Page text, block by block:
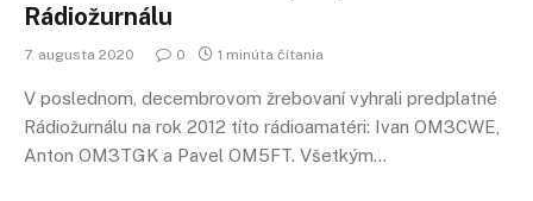
Rádiožurnálu
7. augusta 2020 0 1 minúta čítania
V poslednom, decembrovom žrebovaní vyhrali predplatné
Rádiožurnálu na rok 2012 títo rádioamatéri: Ivan OM3CWE,
Anton OM3TGK a Pavel OM5FT. Všetkým…